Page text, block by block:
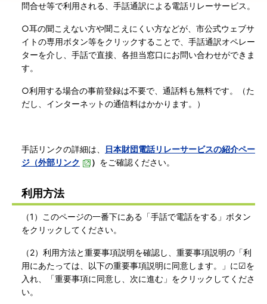
問合せ等で利用される、手話通訳による電話リレーサービス。
○耳の聞こえない方や聞こえにくい方などが、市公式ウェブサ
イトの専用ボタン等をクリックすることで、手話通訳オペレー
ターを介し、手話で直接、各担当窓口にお問い合わせができま
す。
○利用する場合の事前登録は不要で、通話料も無料です。（た
だし、インターネットの通信料はかかります。）
手話リンクの詳細は、
日本財団電話リレーサービスの紹介ペー
ジ（外部リンク
） をご確認ください。
利用方法
（1）このページの一番下にある「手話で電話をする」ボタン
をクリックしてください。
（2）利用方法と重要事項説明を確認し、重要事項説明の「利
用にあたっては、以下の重要事項説明に同意します。」に☑を
入れ、「重要事項に同意し、次に進む」をクリックしてくださ
い。